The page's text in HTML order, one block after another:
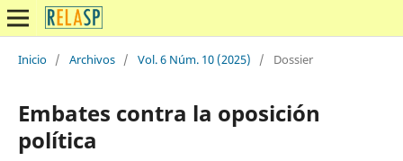
Inicio / Archivos / Vol. 6 Núm. 10 (2025) / Dossier
Embates contra la oposición
política